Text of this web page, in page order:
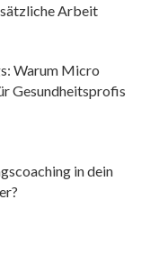
Arbeit
Warum Micro
Gesundheitsprofis
in dein